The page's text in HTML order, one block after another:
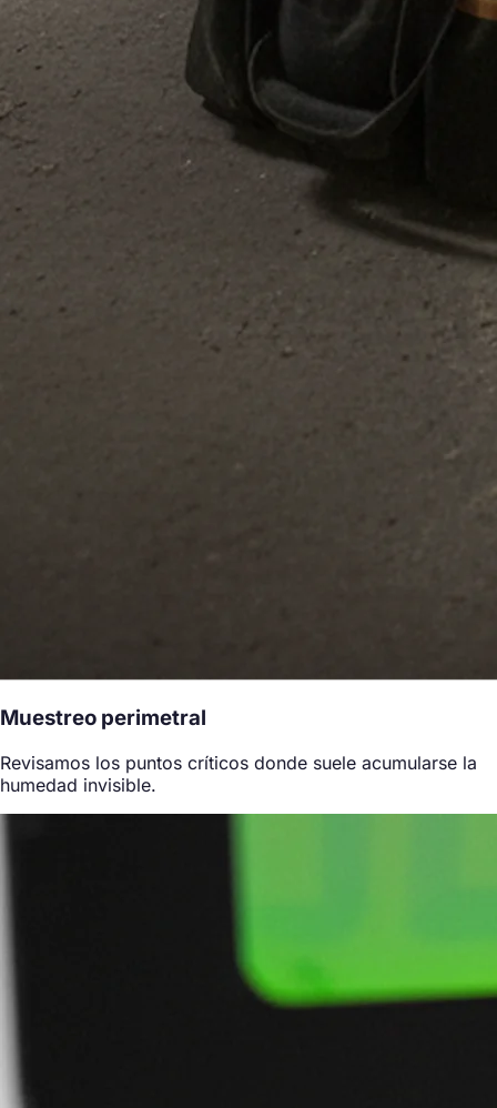
Muestreo perimetral
Revisamos los puntos críticos donde suele acumularse la
humedad invisible.